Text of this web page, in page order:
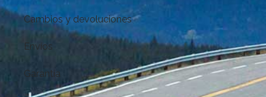
Cambios y devoluciones
Envíos
Garantía